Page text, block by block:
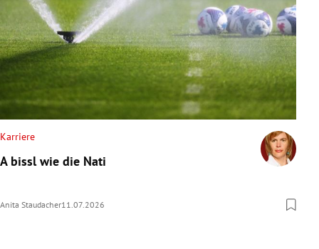
Karriere
A bissl wie die Nati
Anita Staudacher11.07.2026